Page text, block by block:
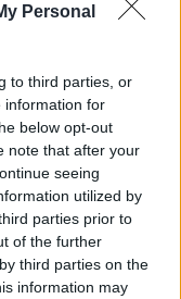
Personal
to third parties, or
information for
below opt-out
note that after your
seeing
utilized by
parties prior to
of the further
third parties on the
information may
elő -
üzenetek